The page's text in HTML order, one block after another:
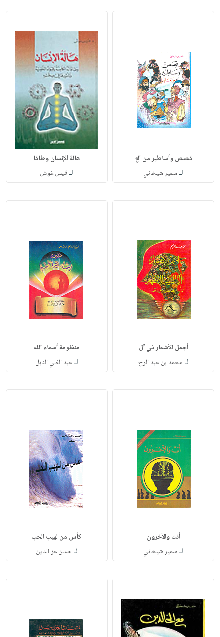
قصص وأساطير من الع
لـسمير شيخاني
هالة الإنسان وطاقا
لـقيس غوش
أجمل الأشعار في آل
لـ محمد بن عبد الرح
منظومة أسماء الله
لـعبد الغني النابل
أنت والآخرون
لـسمير شيخاني
كأس من لهيب الحب
لـحسن عز الدين